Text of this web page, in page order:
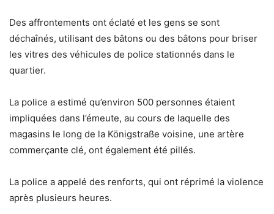
Des affrontements ont éclaté et les gens se sont
déchaînés, utilisant des bâtons ou des bâtons pour briser
les vitres des véhicules de police stationnés dans le
quartier.
La police a estimé qu’environ 500 personnes étaient
impliquées dans l’émeute, au cours de laquelle des
magasins le long de la Königstraße voisine, une artère
commerçante clé, ont également été pillés.
La police a appelé des renforts, qui ont réprimé la violence
après plusieurs heures.